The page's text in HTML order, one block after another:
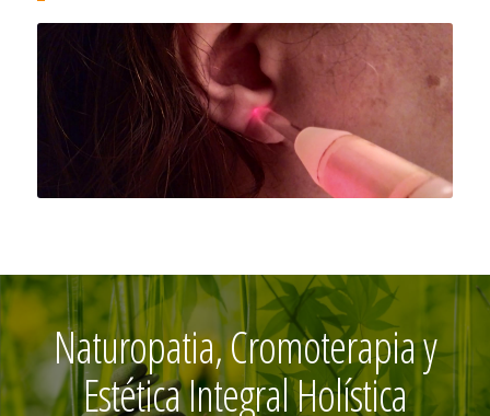
Naturopatia, Cromoterapia y
Estética Integral Holística